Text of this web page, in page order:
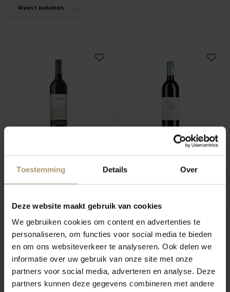
Toestemming Details Over
Deze website maakt gebruik van cookies
We gebruiken cookies om content en advertenties te
personaliseren, om functies voor social media te bieden
en om ons websiteverkeer te analyseren. Ook delen we
informatie over uw gebruik van onze site met onze
partners voor social media, adverteren en analyse. Deze
partners kunnen deze gegevens combineren met andere
Meest bekeken
L' Avenir Single Block
Pinotage
€48,95
Bon Courage Pinotage
Hamersma 8 9- hamersma